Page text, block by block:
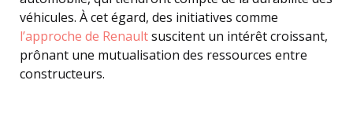
véhicules. À cet égard, des initiatives comme
l’approche de Renaultsuscitent un intérêt croissant,
prônant une mutualisation des ressources entre
constructeurs.